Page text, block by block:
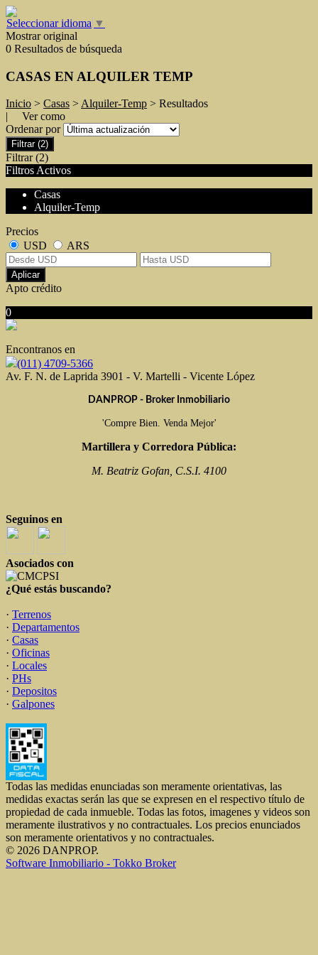
Seleccionar idioma ▼
Mostrar original
0 Resultados de búsqueda
CASAS EN ALQUILER TEMP
Inicio > Casas >Alquiler-Temp > Resultados
| Ver como
Ordenar por
Filtrar (2)
Filtrar (2)
Filtros Activos
Casas
Alquiler-Temp
Precios
USD
ARS
Aplicar
Apto crédito
0
Encontranos en
(011) 4709-5366
Av. F. N. de Laprida 3901 - V. Martelli - Vicente López
DANPROP - Broker Inmobiliario
'Compre Bien. Venda Mejor'
Martillera y Corredora Pública:
M. Beatriz Gofan, C.S.I. 4100
Seguinos en
Asociados con
¿Qué estás buscando?
· Terrenos
· Departamentos
· Casas
· Oficinas
· Locales
· PHs
· Depositos
· Galpones
Todas las medidas enunciadas son meramente orientativas, las
medidas exactas serán las que se expresen en el respectivo título de
propiedad de cada inmueble. Todas las fotos, imagenes y videos son
meramente ilustrativos y no contractuales. Los precios enunciados
son meramente orientativos y no contractuales.
© 2026 DANPROP.
Software Inmobiliario - Tokko Broker